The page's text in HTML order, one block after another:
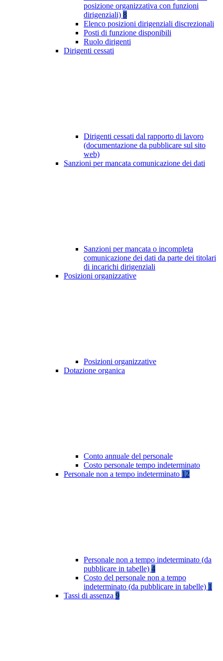
posizione organizzativa con funzioni
dirigenziali) 8
Elenco posizioni dirigenziali discrezionali
Posti di funzione disponibili
Ruolo dirigenti
Dirigenti cessati
Dirigenti cessati dal rapporto di lavoro
(documentazione da pubblicare sul sito
web)
Sanzioni per mancata comunicazione dei dati
Sanzioni per mancata o incompleta
comunicazione dei dati da parte dei titolari
di incarichi dirigenziali
Posizioni organizzative
Posizioni organizzative
Dotazione organica
Conto annuale del personale
Costo personale tempo indeterminato
Personale non a tempo indeterminato 12
Personale non a tempo indeterminato (da
pubblicare in tabelle) 4
Costo del personale non a tempo
indeterminato (da pubblicare in tabelle) 1
Tassi di assenza 9